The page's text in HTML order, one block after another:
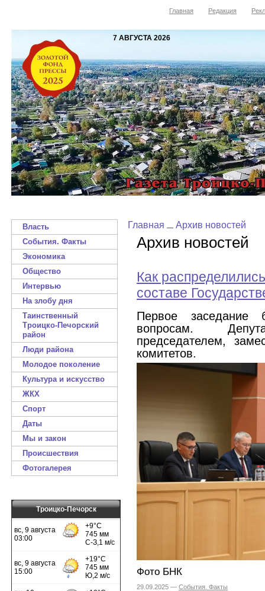
Главная Редакция
7 АВГУСТА 2026
Власть
События. Факты
Экономика
Общество
Интервью
На злобу дня
Таинственный
Троицко-Печорский
район
Люди района
Молодое поколение
Культура и искусство
ЖКХ
Спорт
Даты
Мы и закон
Происшествия
Фотогалерея
Троицко-Печорск
Главная Архив новостей
Архив новостей
Как
составе
Первое заседание
вопросам.
председателем,
комитетов.
Фото БНК
29.09.2025 — События. Факты